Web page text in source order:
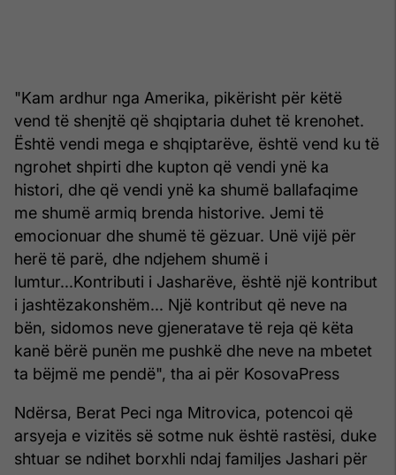
"Kam ardhur nga Amerika, pikërisht për këtë
vend të shenjtë që shqiptaria duhet të krenohet.
Është vendi mega e shqiptarëve, është vend ku të
ngrohet shpirti dhe kupton që vendi ynë ka
histori, dhe që vendi ynë ka shumë ballafaqime
me shumë armiq brenda historive. Jemi të
emocionuar dhe shumë të gëzuar. Unë vijë për
herë të parë, dhe ndjehem shumë i
lumtur...Kontributi i Jasharëve, është një kontribut
i jashtëzakonshëm... Një kontribut që neve na
bën, sidomos neve gjeneratave të reja që këta
kanë bërë punën me pushkë dhe neve na mbetet
ta bëjmë me pendë", tha ai për KosovaPress
Ndërsa, Berat Peci nga Mitrovica, potencoi që
arsyeja e vizitës së sotme nuk është rastësi, duke
shtuar se ndihet borxhli ndaj familjes Jashari për